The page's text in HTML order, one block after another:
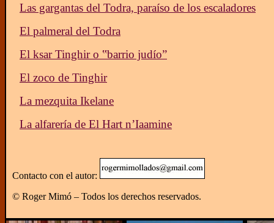
Las gargantas del Todra, paraíso de los escaladores
El palmeral del Todra
El ksar Tinghir o ‟barrio judío”
El zoco de Tinghir
La mezquita Ikelane
La alfarería de El Hart n’Iaamine
Contacto con el autor:
© Roger Mimó – Todos los derechos reservados.